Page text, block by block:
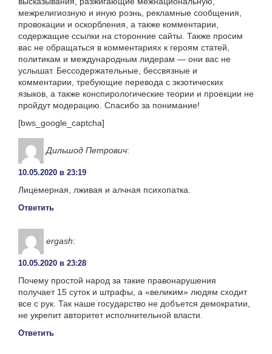
межрелигиозную и иную рознь, рекламные сообщения,
провокации и оскорбления, а также комментарии,
содержащие ссылки на сторонние сайты. Также просим
вас не обращаться в комментариях к героям статей,
политикам и международным лидерам — они вас не
услышат. Бессодержательные, бессвязные и
комментарии, требующие перевода с экзотических
языков, а также конспирологические теории и проекции не
пройдут модерацию. Спасибо за понимание!
[bws_google_captcha]
Дильшод Петрович:
10.05.2020 в 23:19
Лицемерная, лживая и алчная психопатка.
Ответить
ergash:
10.05.2020 в 23:28
Почему простой народ за такие правонарушения
получает 15 суток и штрафы, а «великим» людям сходит
все с рук. Так наше государство не добъется демократии,
не укрепит авторитет исполнительной власти.
Ответить